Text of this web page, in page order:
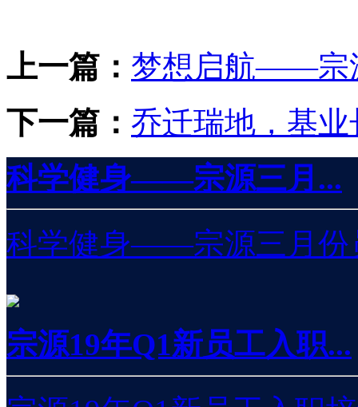
上一篇： 梦想启航——宗
下一篇： 乔迁瑞地，基业
科学健身——宗源三月...
科学健身——宗源三月份
宗源19年Q1新员工入职...